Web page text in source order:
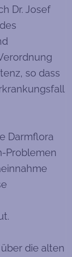
Dr. Josef
so dass
Darmflora
Problemen
die alten